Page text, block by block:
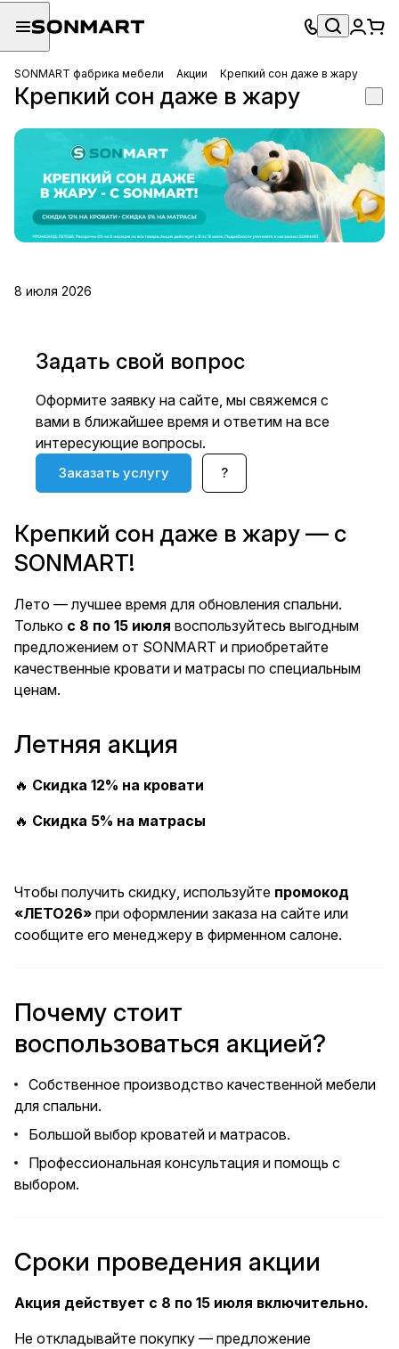
SONMART фабрика мебели Акции Крепкий сон даже в жару
Крепкий сон даже в жару
8 июля 2026
Задать свой вопрос
Оформите заявку на сайте, мы свяжемся с
вами в ближайшее время и ответим на все
интересующие вопросы.
Заказать услугу ?
Крепкий сон даже в жару — с
SONMART!
Лето — лучшее время для обновления спальни.
Только с 8 по 15 июля воспользуйтесь выгодным
предложением от SONMART и приобретайте
качественные кровати и матрасы по специальным
ценам.
Летняя акция
🔥 Скидка 12% на кровати
🔥 Скидка 5% на матрасы
Чтобы получить скидку, используйте промокод
«ЛЕТО26» при оформлении заказа на сайте или
сообщите его менеджеру в фирменном салоне.
Почему стоит
воспользоваться акцией?
Собственное производство качественной мебели
для спальни.
Большой выбор кроватей и матрасов.
Профессиональная консультация и помощь с
выбором.
Сроки проведения акции
Акция действует с 8 по 15 июля включительно.
Не откладывайте покупку — предложение